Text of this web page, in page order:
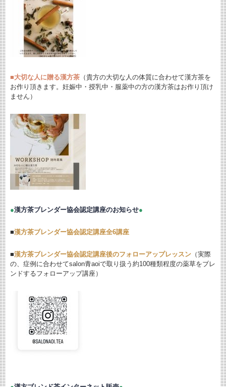
■大切な人に贈る漢方茶 （貴方の大切な人の体質に合わせて漢方茶を
お作り頂きます。妊娠中・授乳中・服薬中の方の漢方茶はお作り頂け
ません）
●漢方茶ブレンダー協会認定講座のお知らせ●
■漢方茶ブレンダー協会認定講座全6講座
■漢方茶ブレンダー協会認定講座後のフォローアップレッスン （実際
の、症例に合わせてsalon青aoiで取り扱う約100種類程度の薬草をブレ
ンドするフォローアップ講座）